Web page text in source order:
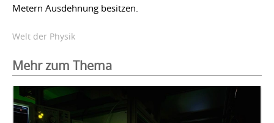
Metern Ausdehnung besitzen.
Welt der Physik
Mehr zum Thema